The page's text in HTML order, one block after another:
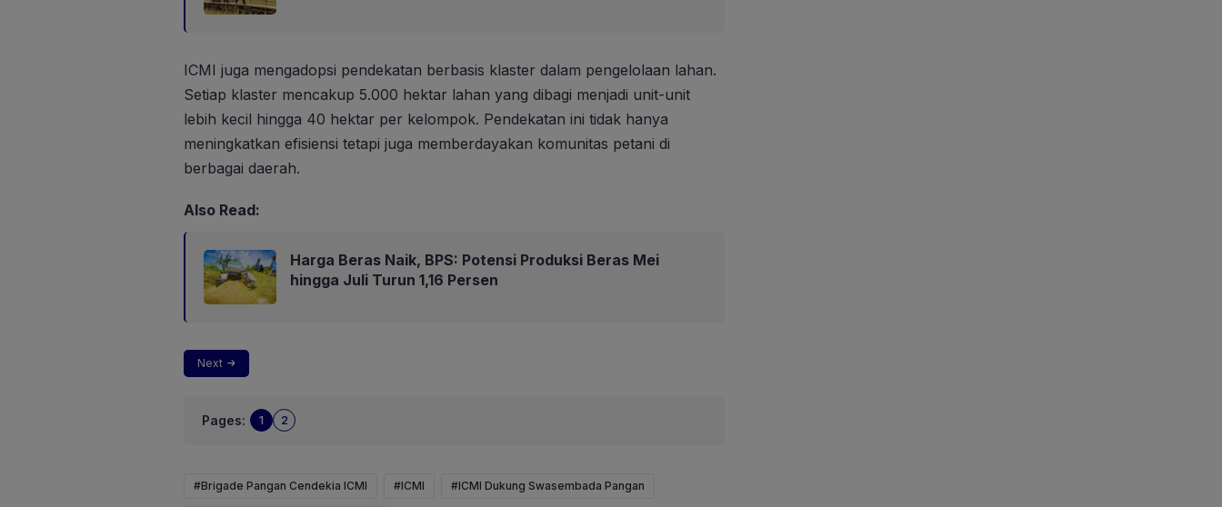
ICMI juga mengadopsi pendekatan berbasis klaster dalam pengelolaan lahan.
Setiap klaster mencakup 5.000 hektar lahan yang dibagi menjadi unit-unit
lebih kecil hingga 40 hektar per kelompok. Pendekatan ini tidak hanya
meningkatkan efisiensi tetapi juga memberdayakan komunitas petani di
berbagai daerah.
Also Read:
Harga Beras Naik, BPS: Potensi Produksi Beras Mei
hingga Juli Turun 1,16 Persen
Next
Pages: 1 2
#Brigade Pangan Cendekia ICMI #ICMI #ICMI Dukung Swasembada Pangan